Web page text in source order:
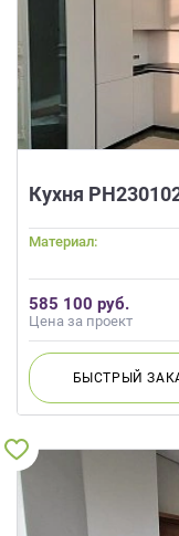
Кухня
Материал:
585 100 руб.
Цена за проект
БЫСТРЫЙ